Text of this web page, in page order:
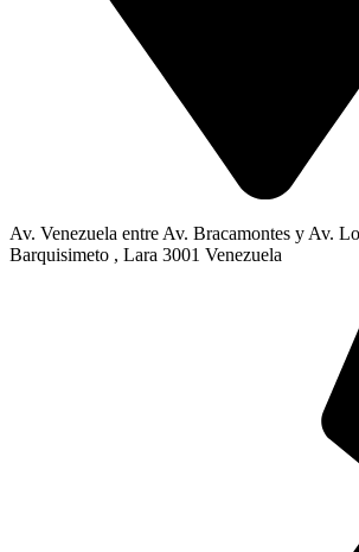
Av. Venezuela entre Av. Bracamontes y Av.
Barquisimeto , Lara 3001 Venezuela